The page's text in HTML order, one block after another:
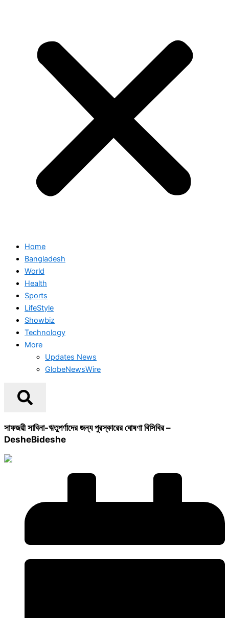
Home
Bangladesh
World
Health
Sports
LifeStyle
Showbiz
Technology
More
Updates News
GlobeNewsWire
সাফজয়ী সাবিনা-ঋতুপর্ণাদের জন্য পুরস্কারের ঘোষণা বিসিবির –
DesheBideshe